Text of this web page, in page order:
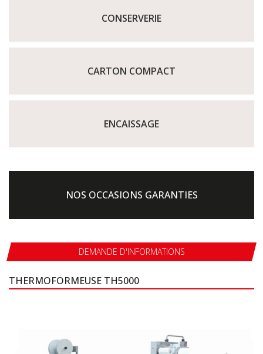
CONSERVERIE
CARTON COMPACT
ENCAISSAGE
NOS OCCASIONS GARANTIES
DEMANDE D'INFORMATIONS
THERMOFORMEUSE TH5000